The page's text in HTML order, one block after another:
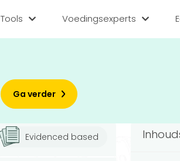
Tools
BMI berekenen
Caloriebehoefte berekenen
Ideale gewicht berekenen
Voedingsexperts
Voor
Ga verder
Evidenced based